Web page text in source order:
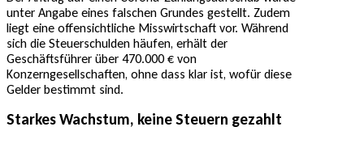
unter Angabe eines falschen Grundes gestellt. Zudem
liegt eine offensichtliche Misswirtschaft vor. Während
sich die Steuerschulden häufen, erhält der
Geschäftsführer über 470.000 € von
Konzerngesellschaften, ohne dass klar ist, wofür diese
Gelder bestimmt sind.
Starkes Wachstum, keine Steuern gezahlt